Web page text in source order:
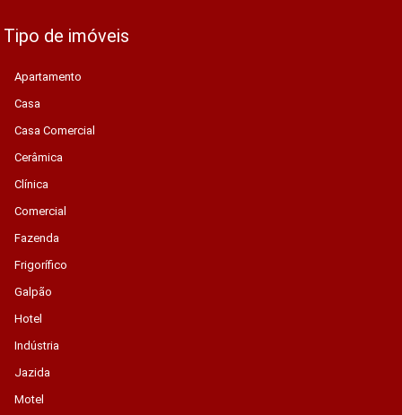
Tipo de imóveis
Apartamento
Casa
Casa Comercial
Cerâmica
Clínica
Comercial
Fazenda
Frigorífico
Galpão
Hotel
Indústria
Jazida
Motel